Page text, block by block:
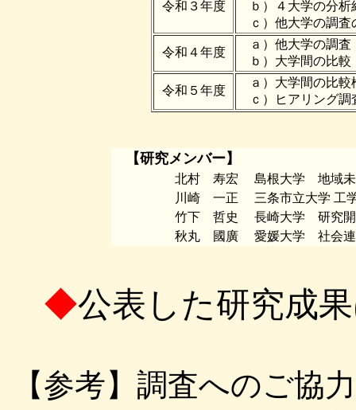
令和３年度
ｂ）４大学の分析
ｃ）他大学の調査
令和４年度
ａ）他大学の調査
ｂ）大学間の比較
令和５年度
ａ）大学間の比較
ｃ）ヒアリング調
【研究メンバー】
北村 寿宏 島根大学 地域未
川崎 一正 三条市立大学 工学
竹下 哲史 長崎大学 研究開発推
秋丸 國廣 愛媛大学 社会連携
◆公表した研究成
【参考】調査へのご協